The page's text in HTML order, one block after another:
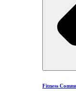
Fitness